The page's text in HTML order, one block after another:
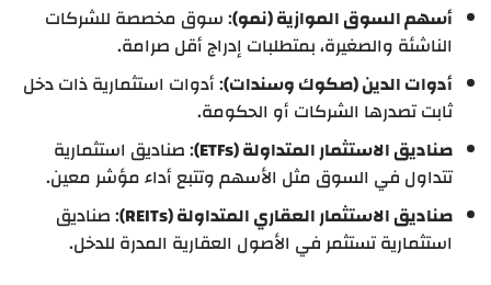
أسهم السوق الموازية (نمو): سوق مخصصة للشركات
الناشئة والصغيرة، بمتطلبات إدراج أقل صرامة.
أدوات الدين (صكوك وسندات): أدوات استثمارية ذات دخل
ثابت تصدرها الشركات أو الحكومة.
صناديق الاستثمار المتداولة (ETFs)
: صناديق استثمارية
تتداول في السوق مثل الأسهم وتتبع أداء مؤشر معين.
صناديق الاستثمار العقاري المتداولة (REITs)
: صناديق
استثمارية تستثمر في الأصول العقارية المدرة للدخل.